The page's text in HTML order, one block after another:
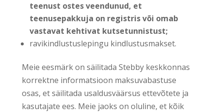
teenust ostes veendunud, et
teenusepakkuja on registris või omab
vastavat kehtivat kutsetunnistust;
ravikindlustuslepingu kindlustusmakset.
Meie eesmärk on säilitada Stebby keskkonnas
korrektne informatsioon maksuvabastuse
osas, et säilitada usaldusväärsus ettevõtete ja
kasutajate ees. Meie jaoks on oluline, et kõik